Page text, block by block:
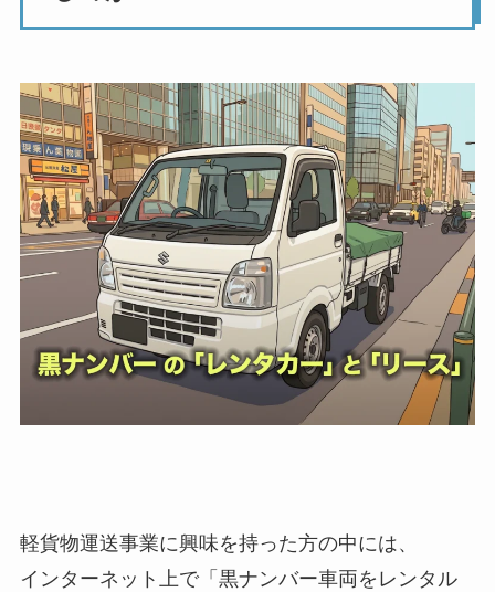
軽貨物運送事業に興味を持った方の中には、
インターネット上で「黒ナンバー車両をレンタル